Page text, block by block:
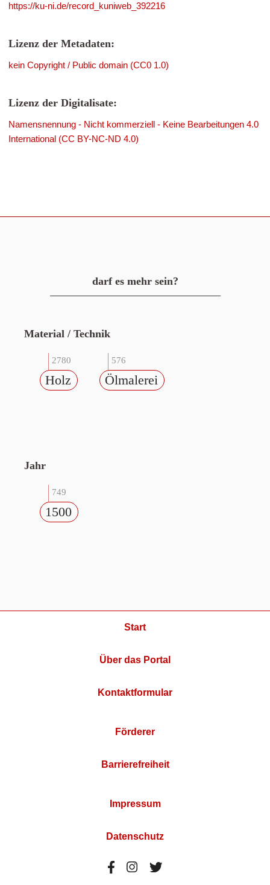
https://ku-ni.de/record_kuniweb_392216
Lizenz der Metadaten:
kein Copyright / Public domain (CC0 1.0)
Lizenz der Digitalisate:
Namensnennung - Nicht kommerziell - Keine Bearbeitungen 4.0
International (CC BY-NC-ND 4.0)
darf es mehr sein?
Material / Technik
2780
Holz
576
Ölmalerei
Jahr
749
1500
Start
Über das Portal
Kontaktformular
Förderer
Barrierefreiheit
Impressum
Datenschutz